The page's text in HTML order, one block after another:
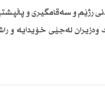
رژێم و سەقامگیری و
وەزیران لەجێی‌ خۆیدایە و